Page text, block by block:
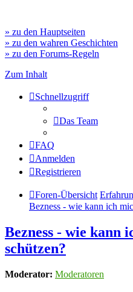
» zu den Hauptseiten
» zu den wahren Geschichten
» zu den Forums-Regeln
Zum Inhalt
Schnellzugriff
Das Team
FAQ
Anmelden
Registrieren
Foren-Übersicht
Bezness - wie kann ich
Bezness - wie kann
schützen?
Moderator: Moderatoren